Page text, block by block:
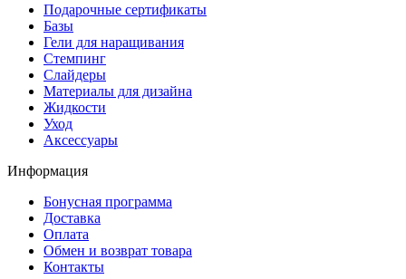
Подарочные сертификаты
Базы
Гели для наращивания
Стемпинг
Слайдеры
Материалы для дизайна
Жидкости
Уход
Аксессуары
Информация
Бонусная программа
Доставка
Оплата
Обмен и возврат товара
Контакты